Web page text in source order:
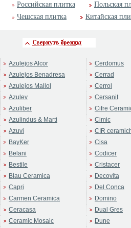
Российская плитка Польская
Чешская плитка
Китайская
Azulejos Alcor
Azulejos Benadresa
Azulejos Mallol
Azulev
Azuliber
Azulindus & Marti
Azuvi
BayKer
Belani
Bestile
Blau Ceramica
Capri
Carmen Ceramica
Ceracasa
Ceramic Mosaic
Cerdomus
Cerrad
Cerrol
Cersanit
Cifre
Cimic
CIR
Cisa
Codicer
Cristacer
Decovita
Del Conca
Domino
Dual Gres
Dune